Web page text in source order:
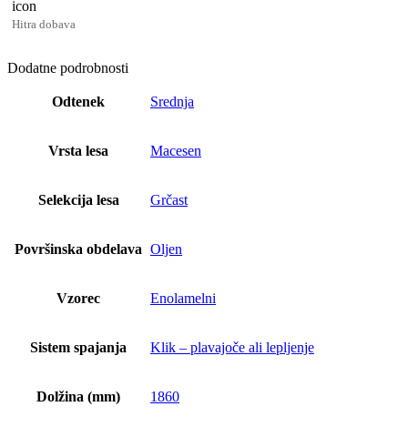
Hitra dobava
Dodatne podrobnosti
Odtenek Srednja
Vrsta lesa Macesen
Selekcija lesa Grčast
Površinska obdelava Oljen
Vzorec Enolamelni
Sistem spajanja Klik – plavajoče ali lepljenje
Dolžina (mm) 1860